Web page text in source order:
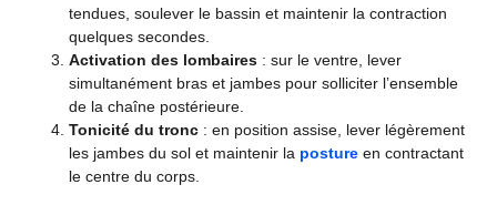
tendues, soulever le bassin et maintenir la contraction
quelques secondes.
Activation des lombaires : sur le ventre, lever
simultanément bras et jambes pour solliciter l’ensemble
de la chaîne postérieure.
Tonicité du tronc : en position assise, lever légèrement
les jambes du sol et maintenir la posture en contractant
le centre du corps.